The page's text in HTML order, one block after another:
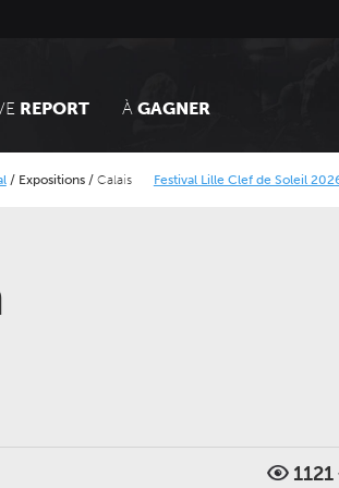
REPORT À GAGNER
/Calais Festival Lille Clef de Soleil 2026/Concerts
1121